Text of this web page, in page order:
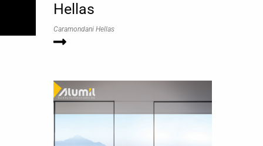
Hellas
Caramondani Hellas